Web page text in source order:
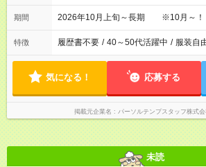
期間 2026年10月上旬～長期 ※10月～！
特徴 履歴書不要 / 40～50代活躍中 / 服装自
気になる！ 応募する
掲載元企業名 パーソルテンプスタッフ株式
未読